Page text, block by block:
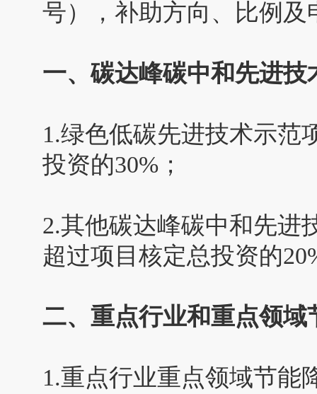
号），补助方向、比例及
一、碳达峰碳中和先进技
1.绿色低碳先进技术示范
投资的30%；
2.其他碳达峰碳中和先进
超过项目核定总投资的
二、重点行业和重点领域
1.重点行业重点领域节能